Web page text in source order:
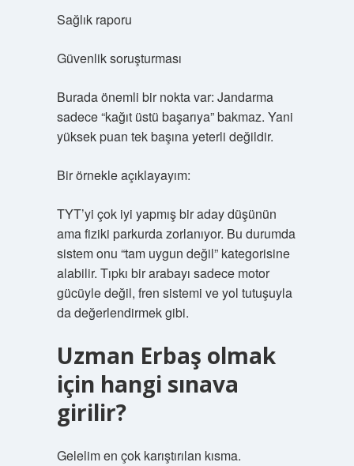
Sağlık raporu
Güvenlik soruşturması
Burada önemli bir nokta var: Jandarma
sadece “kağıt üstü başarıya” bakmaz. Yani
yüksek puan tek başına yeterli değildir.
Bir örnekle açıklayayım:
TYT’yi çok iyi yapmış bir aday düşünün
ama fiziki parkurda zorlanıyor. Bu durumda
sistem onu “tam uygun değil” kategorisine
alabilir. Tıpkı bir arabayı sadece motor
gücüyle değil, fren sistemi ve yol tutuşuyla
da değerlendirmek gibi.
Uzman Erbaş olmak
için hangi sınava
girilir?
Gelelim en çok karıştırılan kısma.